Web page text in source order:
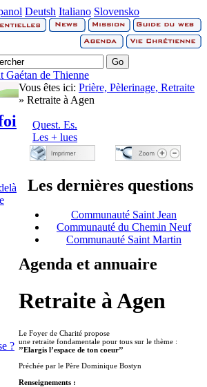
Deutsh Italiano Slovensko
Gaétan de Thienne
?
Vous êtes ici: Prière, Pèlerinage, Retraite
» Retraite à Agen
Quest. Es.
Les + lues
Les dernières questions
Communauté Saint Jean
Communauté du Chemin Neuf
Communauté Saint Martin
Agenda et annuaire
Retraite à Agen
Le Foyer de Charité propose
une retraite fondamentale pour tous sur le thème :
’’Elargis l’espace de ton coeur’’
Préchée par le Père Dominique Bostyn
Renseignements :